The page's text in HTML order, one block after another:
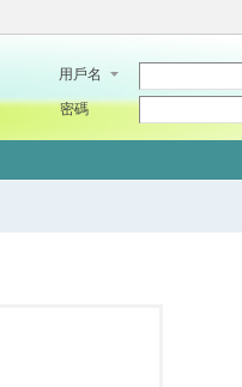
用戶名
密碼